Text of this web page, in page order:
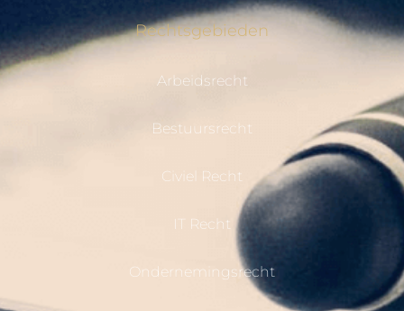
Rechtsgebieden
Arbeidsrecht
Bestuursrecht
Civiel Recht
IT Recht
Ondernemingsrecht